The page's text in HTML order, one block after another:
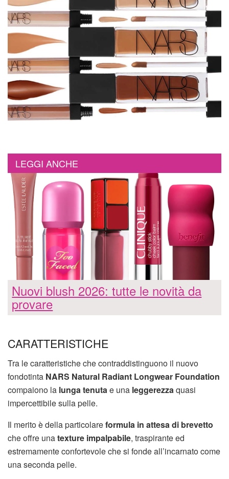
LEGGI ANCHE
Nuovi blush 2026: tutte le novità da
provare
CARATTERISTICHE
Tra le caratteristiche che contraddistinguono il nuovo
fondotinta NARS Natural Radiant Longwear Foundation
compaiono la lunga tenuta e una leggerezza quasi
impercettibile sulla pelle.
Il merito è della particolareformula in attesa di brevetto
che offre unatexture impalpabile, traspirante ed
estremamente confortevole che si fonde all’incarnato come
una seconda pelle.